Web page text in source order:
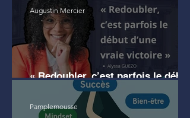
« Redoubler, c’est parfois le début
d’une vraie victoire » (témoignage)
Augustin Mercier
Pamplemousse